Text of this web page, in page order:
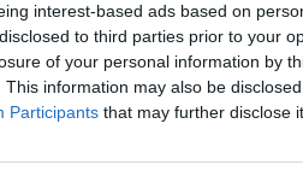
interest-based ads based on
to third parties prior to your
of your personal information by
This information may also be
Participants that may further disclose